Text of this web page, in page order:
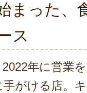
まった、
ス
年に営業
がける店。